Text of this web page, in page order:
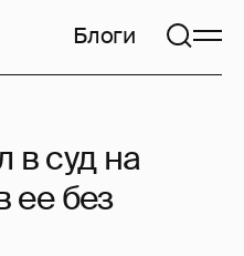
Блоги
в суд на
ее без